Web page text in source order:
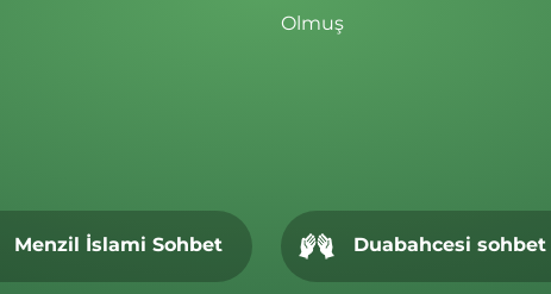
Olmuş
Menzil İslami Sohbet Duabahcesi sohbet